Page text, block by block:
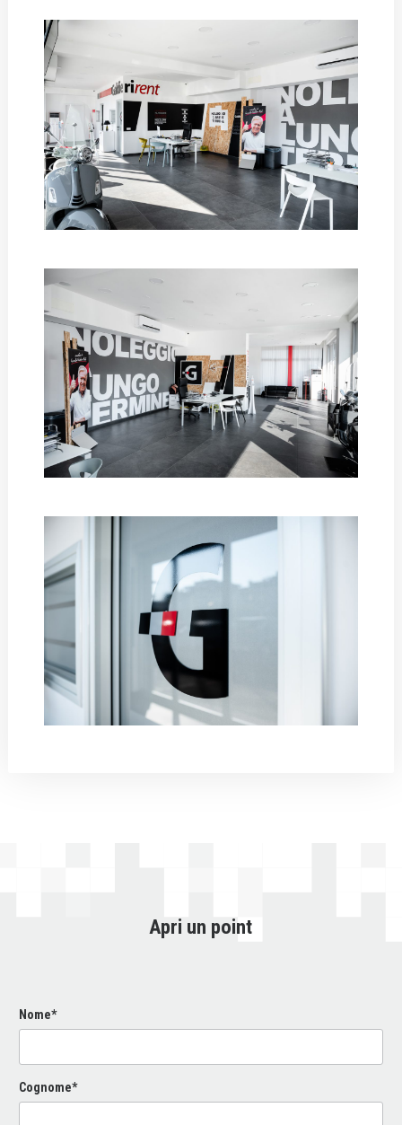
Apri un point
Nome*
Cognome*